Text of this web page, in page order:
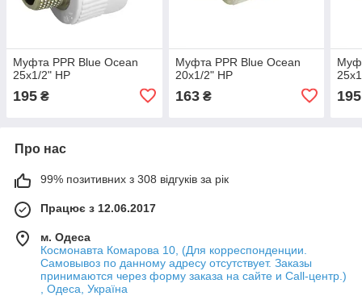
Муфта PPR Blue Ocean
25х1/2" НР
195 ₴
Муфта PPR Blue Ocean
20х1/2" НР
163₴ 195
Про нас
99% позитивних з 308 відгуків за рік
Працює з 12.06.2017
м. Одеса
Космонавта Комарова 10, (Для корреспонденции.
Самовывоз по данному адресу отсутствует. Заказы
принимаются через форму заказа на сайте и Call-центр.)
, Одеса, Україна